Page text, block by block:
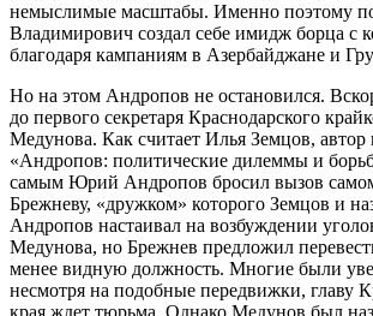
немыслимые масштабы. Именно поэтому
Владимирович создал себе имидж борца с
благодаря кампаниям в Азербайджане и
Но на этом Андропов не остановился.
до первого секретаря Краснодарского
Медунова. Как считает Илья Земцов, автор
«Андропов: политические дилеммы и
самым Юрий Андропов бросил вызов
Брежневу, «дружком» которого Земцов и
Андропов настаивал на возбуждении
Медунова, но Брежнев предложил
менее видную должность. Многие были
несмотря на подобные передвижки, главу
края ждет тюрьма. Однако Медунов был